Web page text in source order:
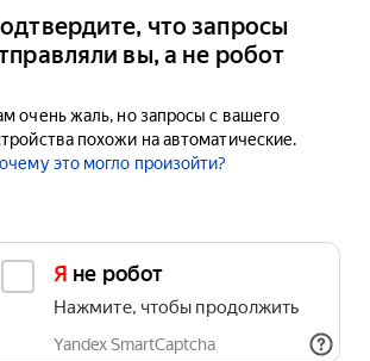
что запросы
вы, а не робот
очень жаль, но запросы с вашего
похожи на автоматические.
это могло произойти?
Я не робот
Нажмите, чтобы продолжить
Yandex SmartCaptcha